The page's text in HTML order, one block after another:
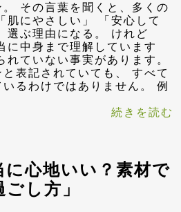
その言葉を聞くと、多くの
肌にやさしい」 「安心して
選ぶ理由になる。 けれど
中身まで理解しています
ていない事実があります。
表記されていても、 すべて
るわけではありません。 例
続きを読む
に心地いい？素材で
し方」